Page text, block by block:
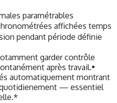
paramétrables
affichées temps
pendant période définie
garder contrôle
après travail.•
automatiquement montrant
— essentiel